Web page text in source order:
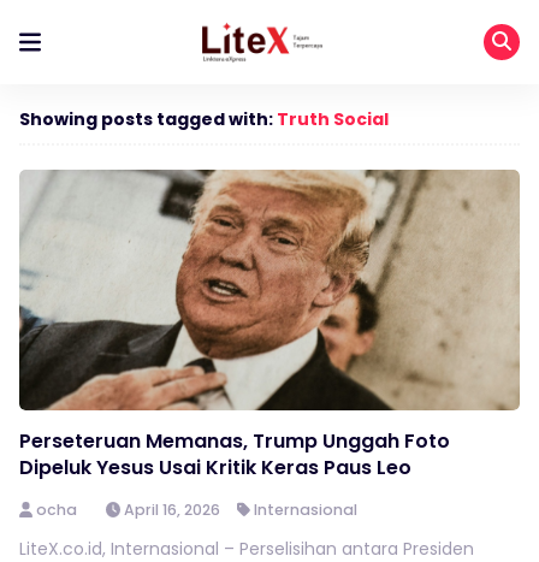
Showing posts tagged with: Truth Social
Perseteruan Memanas, Trump Unggah Foto
Dipeluk Yesus Usai Kritik Keras Paus Leo
ocha April 16, 2026 Internasional
LiteX.co.id, Internasional – Perselisihan antara Presiden